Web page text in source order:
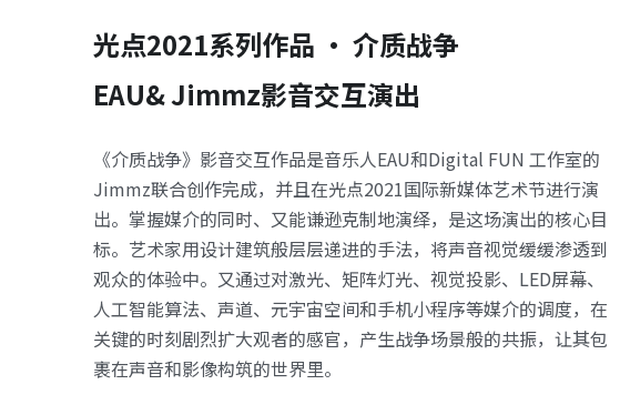
光点2021系列作品 · 介质战争
EAU& Jimmz影音交互演出
《介质战争》影音交互作品是音乐人EAU和Digital FUN 工作室的
Jimmz联合创作完成，并且在光点2021国际新媒体艺术节进行演
出。掌握媒介的同时、又能谦逊克制地演绎，是这场演出的核心目
标。艺术家用设计建筑般层层递进的手法，将声音视觉缓缓渗透到
观众的体验中。又通过对激光、矩阵灯光、视觉投影、LED屏幕、
人工智能算法、声道、元宇宙空间和手机小程序等媒介的调度，在
关键的时刻剧烈扩大观者的感官，产生战争场景般的共振，让其包
裹在声音和影像构筑的世界里。